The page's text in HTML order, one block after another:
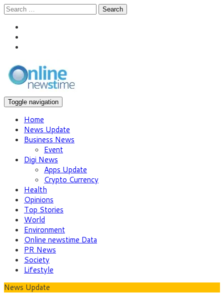
Search
Toggle navigation
Home
News Update
Business News
Event
Digi News
Apps Update
Crypto Currency
Health
Opinions
Top Stories
World
Environment
Online newstime Data
PR News
Society
Lifestyle
News Update